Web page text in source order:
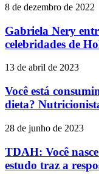
8 de dezembro de 2022
Gabriela Nery
celebridades de
13 de abril de 2023
Você está
dieta?
28 de junho de 2023
TDAH: Você
estudo traz a